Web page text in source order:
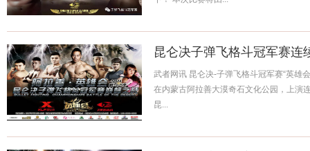
昆仑决子弹飞格斗冠军赛连
武者网讯 昆仑决-子弹飞格斗冠军赛“英雄
在内蒙古阿拉善大漠奇石文化公园，上演
昆...